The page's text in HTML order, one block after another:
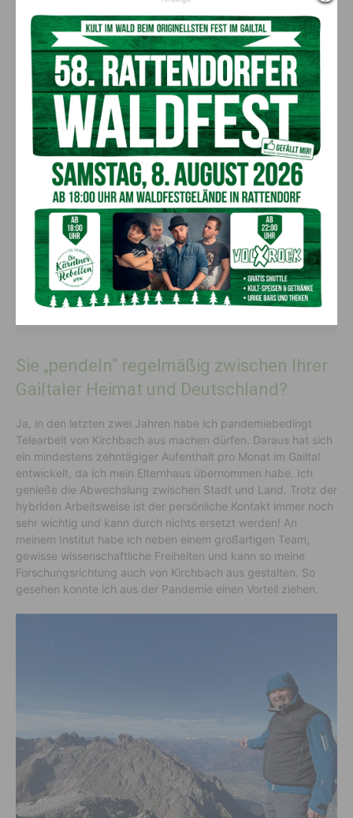
dass Krebs den „Schrecken“ verliert und man damit wie mit
einer chronischen Erkrankung mit möglichst hoher
Lebensqualität leben kann. Dies ist für viele Krebspatienten
bereits heute möglich.
Sie „pendeln“ regelmäßig zwischen Ihrer
Gailtaler Heimat und Deutschland?
Ja, in den letzten zwei Jahren habe ich pandemiebedingt
Telearbeit von Kirchbach aus machen dürfen. Daraus hat sich
ein mindestens zehntägiger Aufenthalt pro Monat im Gailtal
entwickelt, da ich mein Elternhaus übernommen habe. Ich
genieße die Abwechslung zwischen Stadt und Land. Trotz der
hybriden Arbeitsweise ist der persönliche Kontakt immer noch
sehr wichtig und kann durch nichts ersetzt werden! An
meinem Institut habe ich neben einem großartigen Team,
gewisse wissenschaftliche Freiheiten und kann so meine
Forschungsrichtung auch von Kirchbach aus gestalten. So
gesehen konnte ich aus der Pandemie einen Vorteil ziehen.